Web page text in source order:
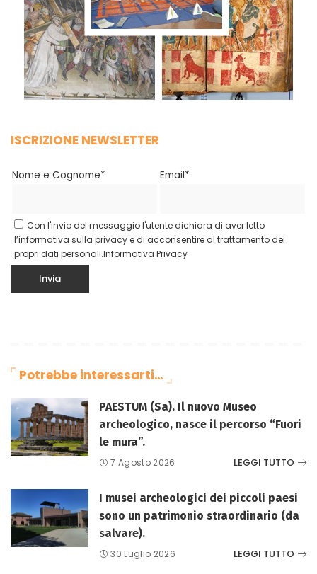
ISCRIZIONE NEWSLETTER
Nome e Cognome* Email*
Con l'invio del messaggio l'utente dichiara di aver letto
l’informativa sulla privacy e di acconsentire al trattamento dei
propri dati personali.Informativa Privacy
Potrebbe interessarti…
PAESTUM (Sa). Il nuovo Museo
archeologico, nasce il percorso “Fuori
le mura”.
7 Agosto 2026 LEGGI TUTTO
I musei archeologici dei piccoli paesi
sono un patrimonio straordinario (da
salvare).
30 Luglio 2026 LEGGI TUTTO